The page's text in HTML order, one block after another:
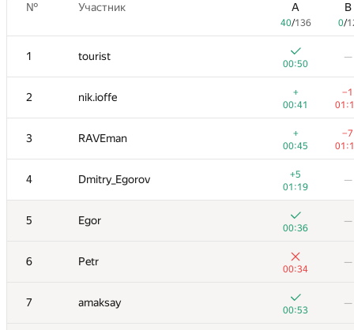
№ Участник A
40/136
B
0/
1 tourist
00:50
—
2 nik.ioffe
+
00:41
−1
3 RAVEman
+
00:45
−7
4 Dmitry_Egorov
+5
01:19
—
5 Egor
00:36
—
6 Petr
00:34
—
7 amaksay
00:53
—